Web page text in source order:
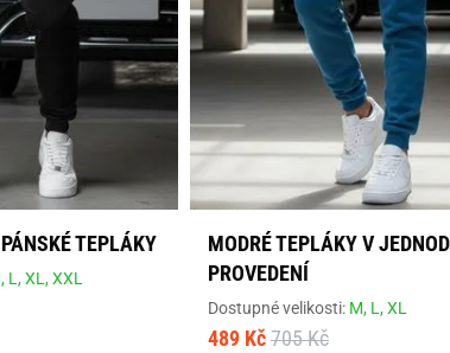
TEPLÁKY
L,XL,XXL
MODRÉ TEPLÁKY V
PROVEDENÍ
Dostupné velikosti: M, L,XL
489 Kč 705 Kč